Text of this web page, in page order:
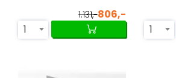
1.131,-806,-
1
1